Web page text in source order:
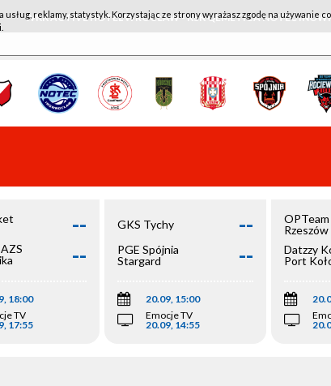
WKK ACTIVE HOTEL WROCŁAW - KSK QEMETICA NOTEĆ
--
--
18:00
TV
17:55
GKS Tychy --
PGE Spójnia
Stargard
--
20.09, 15:00
Emocje TV
20.09, 14:55
OPTeam
Rzeszów
Datzzy
Port
reklamy, statystyk. Korzystając ze strony wyrażasz zgodę na używanie